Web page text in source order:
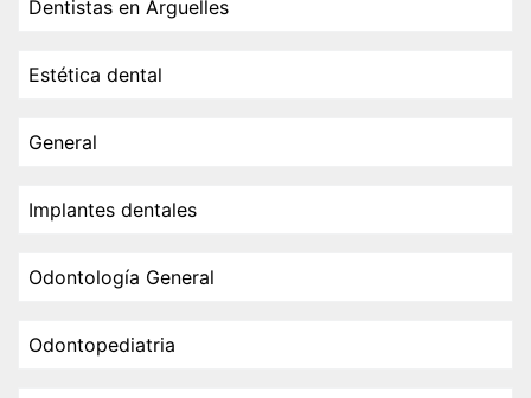
Dentistas en Arguelles
Estética dental
General
Implantes dentales
Odontología General
Odontopediatria